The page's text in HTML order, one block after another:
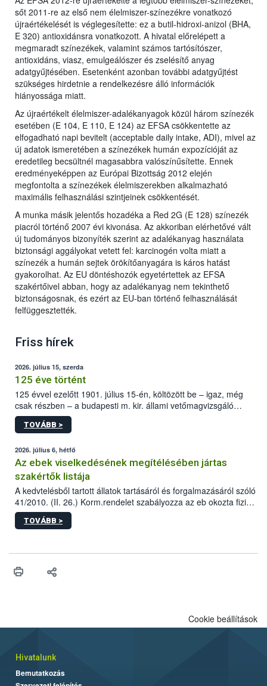
sőt 2011-re az első nem élelmiszer-színezékre vonatkozó
újraértékelését is véglegesítette: ez a butil-hidroxi-anizol (BHA,
E 320) antioxidánsra vonatkozott. A hivatal előrelépett a
megmaradt színezékek, valamint számos tartósítószer,
antioxidáns, viasz, emulgeálószer és zselésítő anyag
adatgyűjtésében. Esetenként azonban további adatgyűjtést
szükséges hirdetnie a rendelkezésre álló információk
hiányossága miatt.
Az újraértékelt élelmiszer-adalékanyagok közül három színezék
esetében (E 104, E 110, E 124) az EFSA csökkentette az
elfogadható napi bevitelt (acceptable daily intake, ADI), mivel az
új adatok ismeretében a színezékek humán expozícióját az
eredetileg becsültnél magasabbra valószínűsítette. Ennek
eredményeképpen az Európai Bizottság 2012 elején
megfontolta a színezékek élelmiszerekben alkalmazható
maximális felhasználási szintjeinek csökkentését.
A munka másik jelentős hozadéka a Red 2G (E 128) színezék
piacról történő 2007 évi kivonása. Az akkoriban elérhetővé vált
új tudományos bizonyíték szerint az adalékanyag használata
biztonsági aggályokat vetett fel: karcinogén volta miatt a
színezék a humán sejtek örökítőanyagára is káros hatást
gyakorolhat. Az EU döntéshozók egyetértettek az EFSA
szakértőivel abban, hogy az adalékanyag nem tekinthető
biztonságosnak, és ezért az EU-ban történő felhasználását
felfüggesztették.
Friss hírek
2026. július 15, szerda
125 éve történt
125 évvel ezelőtt 1901. július 15-én, költözött be – igaz, még
csak részben – a budapesti m. kir. állami vetőmagvizsgáló
állomás a Kis Rókus utca 15. szám alatti, Czigler Győző által
tervezett új épületébe.
TOVÁBB >
2026. július 6, hétfő
Az ebek viselkedésének megítélésében jártas
szakértők listája
A kedvtelésből tartott állatok tartásáról és forgalmazásáról szóló
41/2010. (II. 26.) Korm.rendelet szabályozza az eb okozta fizikai
sérülés, illetve ennek veszélye keletkezésekor felmerülő
hatósági feladatokat, valamint a veszélyes eb tartását és annak
TOVÁBB >
Cookie beállítások
Hivatalunk
Bemutatkozás